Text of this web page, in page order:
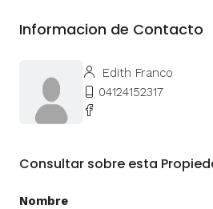
Informacion de Contacto
Edith Franco
04124152317
Consultar sobre esta
Nombre